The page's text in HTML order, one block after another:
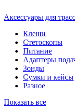
Аксессуары для
Клещи
Стетоскопы
Питание
Адаптеры
Зонды
Сумки и кейсы
Разное
Показать все